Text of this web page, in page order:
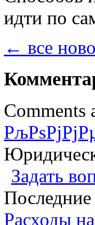
идти по
← все
Comments
Задать
Расходы